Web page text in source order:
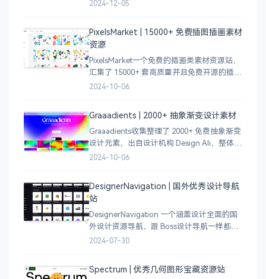
计，应
2024-12-05
PixelsMarket | 15000+ 免费插图插画素材
资源
PixelsMarket一个免费的插画类素材资源站，
汇集了 15000+ 套高质量并且免费开源的插图
插画和图标资源。
2024-10-06
Graaadients | 2000+ 抽象渐变设计素材
Graaadients收集整理了 2000+ 免费抽象渐变
设计元素，出自设计机构 Design Ali，整体渐
变色比较鲜艳，更像是 AI 生成的元素，需要
2024-10-06
DesignerNavigation | 国外优秀设计导航
站
DesignerNavigation 一个涵盖设计全面的国
外设计资源导航，跟 Boss设计导航一样都是
分门别类的划分设计灵感、资讯、UI 资源、
2024-07-30
Spectrum | 优秀几何图形宝藏资源站